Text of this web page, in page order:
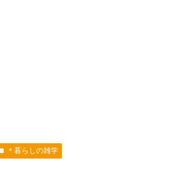
＊暮らしの雑学